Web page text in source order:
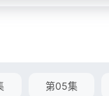
第05集